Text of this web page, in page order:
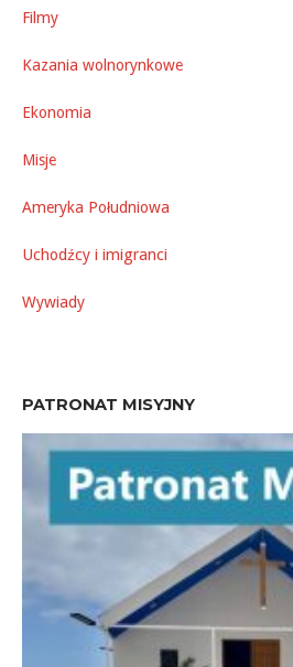
Filmy
Kazania wolnorynkowe
Ekonomia
Misje
Ameryka Południowa
Uchodźcy i imigranci
Wywiady
PATRONAT MISYJNY